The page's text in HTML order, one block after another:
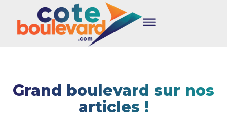
Grand boulevard sur nos
articles !